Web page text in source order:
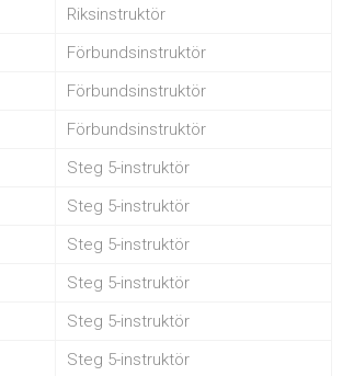
Riksinstruktör
Förbundsinstruktör
Förbundsinstruktör
Förbundsinstruktör
Steg 5-instruktör
Steg 5-instruktör
Steg 5-instruktör
Steg 5-instruktör
Steg 5-instruktör
Steg 5-instruktör